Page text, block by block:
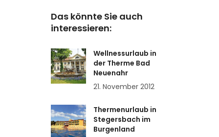
Das könnte Sie auch
interessieren:
Wellnessurlaub in
der Therme Bad
Neuenahr
21. November 2012
Thermenurlaub in
Stegersbach im
Burgenland